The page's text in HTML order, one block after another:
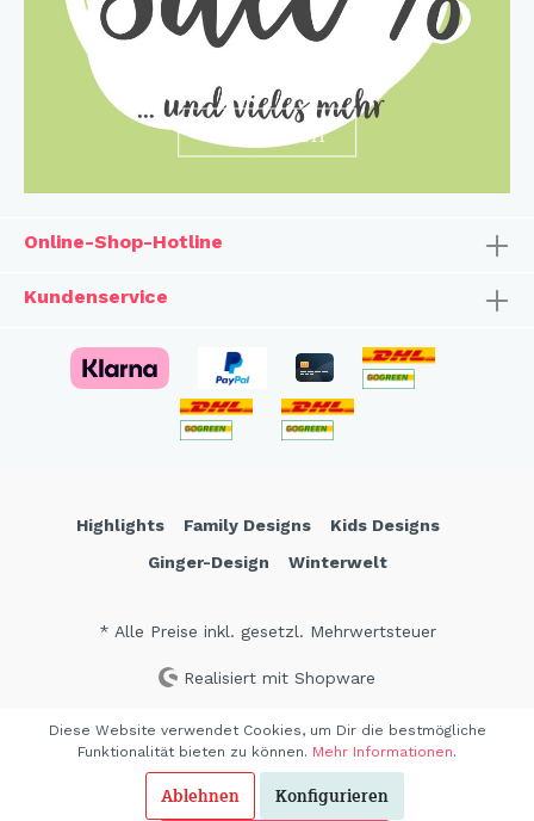
entdecken
Online-Shop-Hotline
Kundenservice
Highlights Family Designs
Kids Designs
Ginger-Design
Winterwelt
* Alle Preise inkl. gesetzl. Mehrwertsteuer
Realisiert mit Shopware
Diese Website verwendet Cookies, um Dir die bestmögliche
Funktionalität bieten zu können. Mehr Informationen.
Ablehnen Konfigurieren